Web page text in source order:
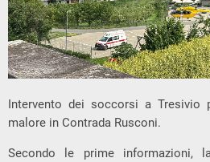
Intervento dei soccorsi a Tresivio
malore in Contrada Rusconi.
Secondo le prime informazioni,